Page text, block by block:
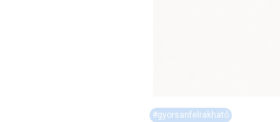
#gyorsanfelrakható